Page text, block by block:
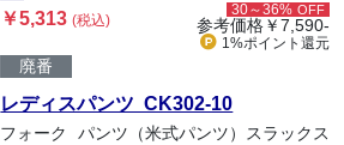
￥5,313(税込)
30～36% OFF
参考価格￥7,590-
1%ポイント 還元
廃番
レディスパンツ CK302-10
フォーク
パンツ（米式パンツ）スラックス